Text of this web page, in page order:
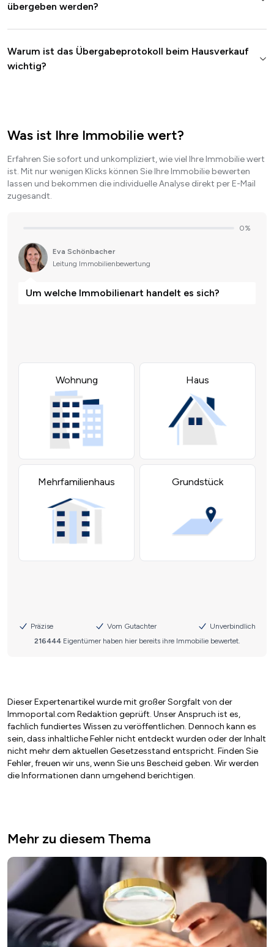
übergeben werden?
Warum ist das Übergabeprotokoll beim Hausverkauf
wichtig?
Was ist Ihre Immobilie wert?
Erfahren Sie sofort und unkompliziert, wie viel Ihre Immobilie wert
ist. Mit nur wenigen Klicks können Sie Ihre Immobilie bewerten
lassen und bekommen die individuelle Analyse direkt per E-Mail
zugesandt.
Dieser Expertenartikel wurde mit großer Sorgfalt von der
Immoportal.com Redaktion geprüft. Unser Anspruch ist es,
fachlich fundiertes Wissen zu veröffentlichen. Dennoch kann es
sein, dass inhaltliche Fehler nicht entdeckt wurden oder der Inhalt
nicht mehr dem aktuellen Gesetzesstand entspricht. Finden Sie
Fehler, freuen wir uns, wenn Sie uns Bescheid geben. Wir werden
die Informationen dann umgehend berichtigen.
Mehr zu diesem Thema